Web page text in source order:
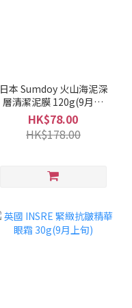
日本 Sumdoy 火山海泥深
層清潔泥膜 120g(9月上
旬)
HK$78.00
HK$178.00